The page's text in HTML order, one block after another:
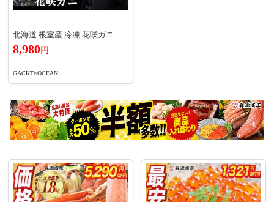
北海道 根室産 冷凍 花咲ガニ
8,980円
GACKT×OCEAN